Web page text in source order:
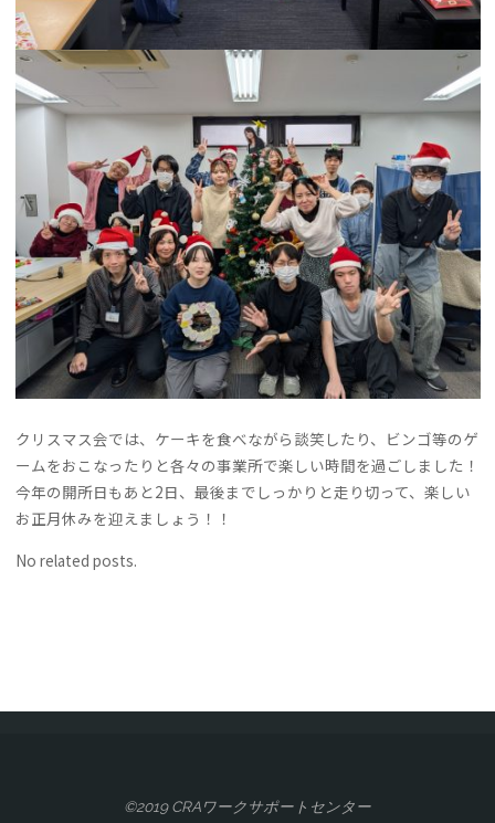
クリスマス会では、ケーキを食べながら談笑したり、ビンゴ等のゲ
ームをおこなったりと各々の事業所で楽しい時間を過ごしました！
今年の開所日もあと2日、最後までしっかりと走り切って、楽しい
お正月休みを迎えましょう！！
No related posts.
©2019 CRAワークサポートセンター